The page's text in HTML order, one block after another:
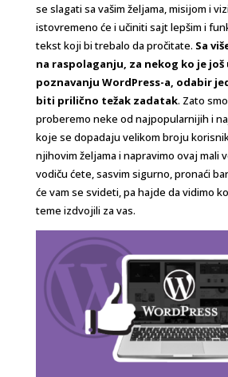
se slagati sa vašim željama, misijom i
istovremeno će i učiniti sajt lepšim i
tekst koji bi trebalo da pročitate. Sa
na raspolaganju, za nekog ko je
poznavanju WordPress-a, odabir
biti prilično težak zadatak. Zato
proberemo neke od najpopularnijih i
koje se dopadaju velikom broju
njihovim željama i napravimo ovaj mali
vodiču ćete, sasvim sigurno, pronaći
će vam se svideti, pa hajde da vidimo
teme izdvojili za vas.